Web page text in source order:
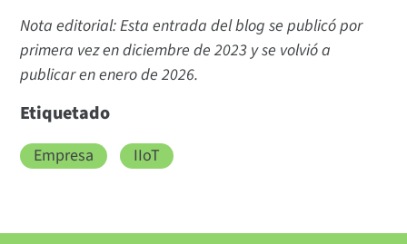
Nota editorial: Esta entrada del blog se publicó por
primera vez en diciembre de 2023 y se volvió a
publicar en enero de 2026.
Etiquetado
Empresa IIoT